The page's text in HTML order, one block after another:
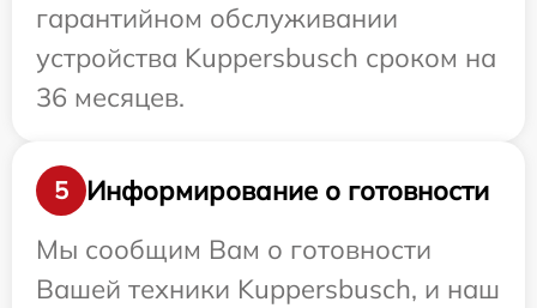
гарантийном обслуживании
устройства Kuppersbusch сроком на
36 месяцев.
5
Информирование о готовности
Мы сообщим Вам о готовности
Вашей техники Kuppersbusch, и наш